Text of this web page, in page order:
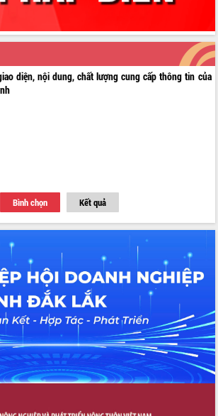
diện, nội dung, chất lượng cung cấp thông tin của
Bình chọn Kết quả